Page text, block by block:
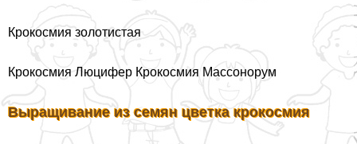
Крокосмия золотистая
Крокосмия Люцифер Крокосмия Массонорум
Выращивание из семян цветка крокосмия